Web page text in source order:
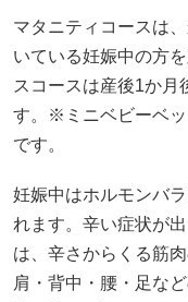
マタニティコースは
いている妊娠中の方
スコースは産後1か月
す。※ミニベビーベ
です。
妊娠中はホルモンバ
れます。辛い症状が
は、辛さからくる筋
肩・背中・腰・足な